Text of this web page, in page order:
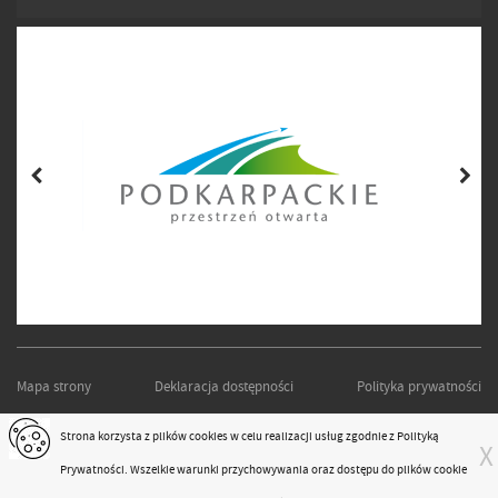
Mapa strony Deklaracja dostępności Polityka prywatności
PODKARPACKI ZARZĄD DRÓG WOJEWÓDZKICH W RZESZOWIE
Projekt i realizacja:
X
Strona korzysta z plikówcookiesw celu realizacji usług zgodnie z Polityką
Prywatności. Wszelkie warunki przychowywania oraz dostępu do plików cookie